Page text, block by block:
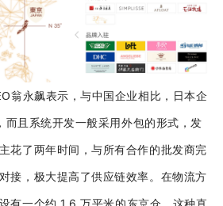
翁永飙表示，与中国企业相比，日本企
而且系统开发一般采用外包的形式，发
花了两年时间，与所有合作的批发商完
接，极大提高了供应链效率。 在物流方